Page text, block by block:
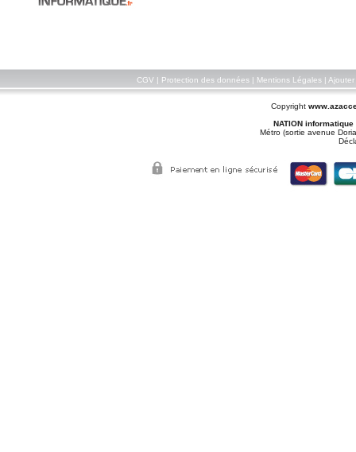
CGV Protection des données| Mentions Légales| Ajouter
Copyright
NATION informatique
Métro (sortie avenue